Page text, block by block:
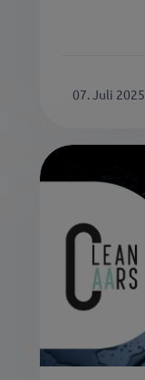
07. Juli 2025